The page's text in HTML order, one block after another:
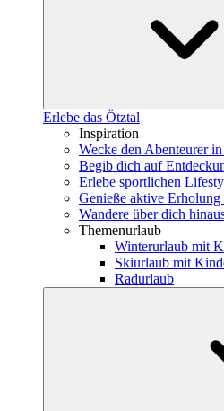
Erlebe das Ötztal
Inspiration
Wecke den Abenteurer
Begib dich auf
Erlebe sportlichen
Genieße aktive
Wandere über dich
Themenurlaub
Winterurlaub mit
Skiurlaub mit
Radurlaub